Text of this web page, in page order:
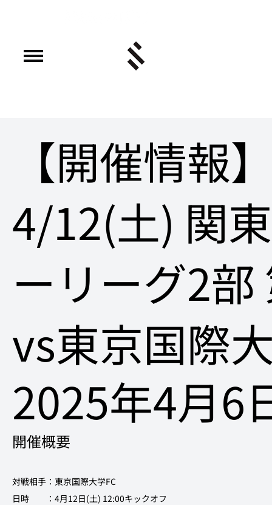
【開催情報
4/12(土) 関
ーリーグ2部
vs東京国際
2025年4月6
開催概要
対戦相手： 東京国際大学FC
日時　　：4月12日(土) 12:00キックオフ